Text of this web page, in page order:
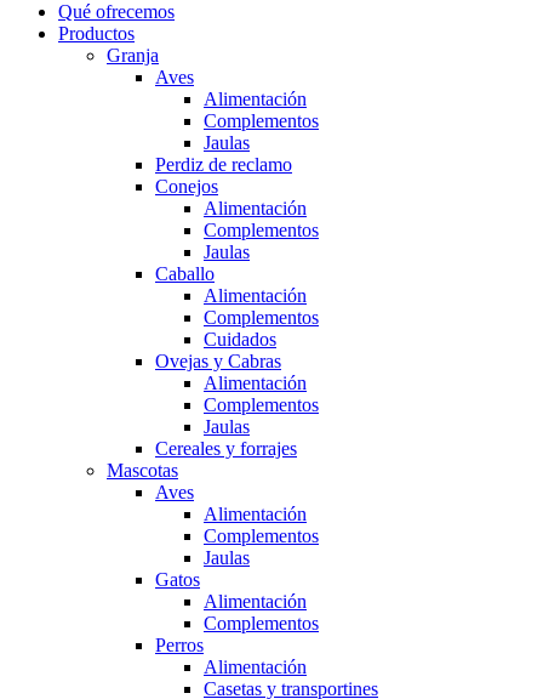
Qué ofrecemos
Productos
Granja
Aves
Alimentación
Complementos
Jaulas
Perdiz de reclamo
Conejos
Alimentación
Complementos
Jaulas
Caballo
Alimentación
Complementos
Cuidados
Ovejas y Cabras
Alimentación
Complementos
Jaulas
Cereales y forrajes
Mascotas
Aves
Alimentación
Complementos
Jaulas
Gatos
Alimentación
Complementos
Perros
Alimentación
Casetas y transportines